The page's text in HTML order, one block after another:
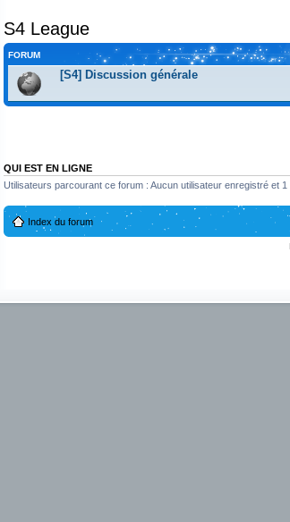
S4 League
FORUM
[S4] Discussion générale
QUI EST EN LIGNE
Utilisateurs parcourant ce forum : Aucun utilisateur enregistré et 1
Index du forum